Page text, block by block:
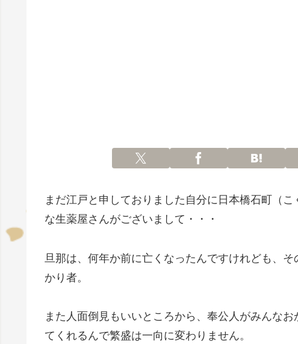
まだ江戸と申しておりました自分に日本橋石町（
な生薬屋さんがございまして・・・
旦那は、何年か前に亡くなったんですけれども、
かり者。
また人面倒見もいいところから、奉公人がみんな
てくれるんで繁盛は一向に変わりません。